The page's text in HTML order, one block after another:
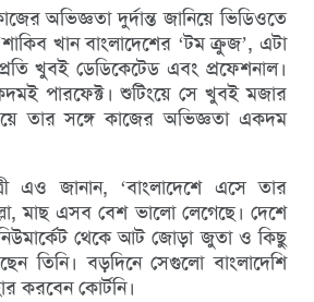
অভিজ্ঞতা দুর্দান্ত জানিয়ে ভিডিওতে
খান বাংলাদেশের ‘টম ক্রুজ’, এটা
খুবই ডেডিকেটেড এবং প্রফেশনাল।
পারফেক্ট। শুটিংয়ে সে খুবই মজার
তার সঙ্গে কাজের অভিজ্ঞতা একদম
এও জানান, ‘বাংলাদেশে এসে তার
মাছ এসব বেশ ভালো লেগেছে। দেশে
থেকে আট জোড়া জুতা ও কিছু
তিনি। বড়দিনে সেগুলো বাংলাদেশি
করবেন কোর্টনি।